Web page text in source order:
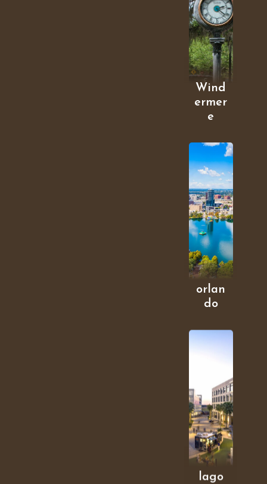
Wind
ermer
e
orlan
do
lago